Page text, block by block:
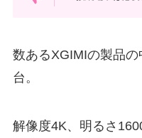
数あるXGIMIの製品
台。
解像度4K、明るさ